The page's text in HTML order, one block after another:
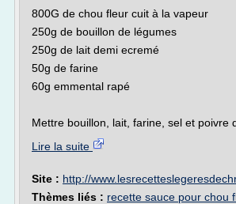
800G de chou fleur cuit à la vapeur
250g de bouillon de légumes
250g de lait demi ecremé
50g de farine
60g emmental rapé
Mettre bouillon, lait, farine, sel et poivre
Lire la suite
Site : http://
Thèmes liés : recette sauce pour chou